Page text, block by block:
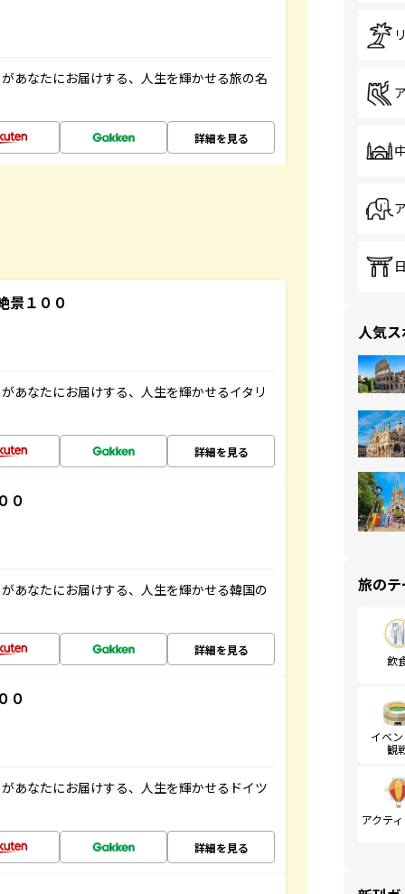
あなたにお届けする、人生を輝かせる旅の名
詳細を見る
景１００
あなたにお届けする、人生を輝かせるイタリ
詳細を見る
０
あなたにお届けする、人生を輝かせる韓国の
詳細を見る
０
あなたにお届けする、人生を輝かせるドイツ
詳細を見る
人気
旅の
飲
イベ
観
アクテ